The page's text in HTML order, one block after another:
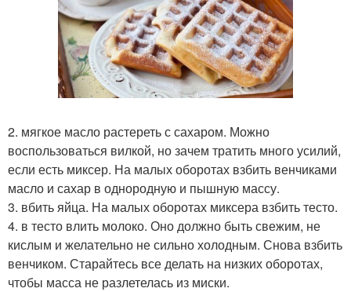
2. мягкое масло растереть с сахаром. Можно
воспользоваться вилкой, но зачем тратить много усилий,
если есть миксер. На малых оборотах взбить венчиками
масло и сахар в однородную и пышную массу.
3. вбить яйца. На малых оборотах миксера взбить тесто.
4. в тесто влить молоко. Оно должно быть свежим, не
кислым и желательно не сильно холодным. Снова взбить
венчиком. Старайтесь все делать на низких оборотах,
чтобы масса не разлетелась из миски.